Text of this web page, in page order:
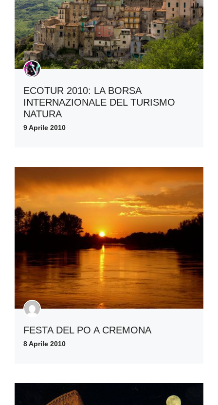
ECOTUR 2010: LA BORSA
INTERNAZIONALE DEL TURISMO
NATURA
9 Aprile 2010
FESTA DEL PO A CREMONA
8 Aprile 2010